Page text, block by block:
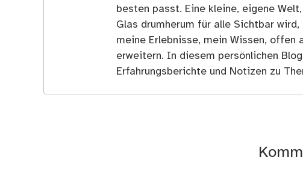
besten passt. Eine kleine, eigene
Glas drumherum für alle Sichtbar
meine Erlebnisse, mein Wissen, offen
erweitern. In diesem persönlichen
Erfahrungsberichte und Notizen zu